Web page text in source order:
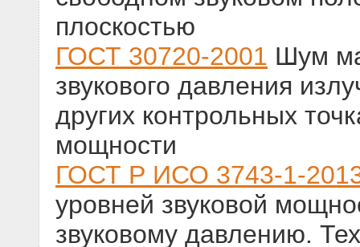
плоскостью
ГОСТ 30720-2001 Шум
звукового давления
других контрольных
мощности
ГОСТ Р ИСО 3743-1-
уровней звуковой
звуковому давлению.